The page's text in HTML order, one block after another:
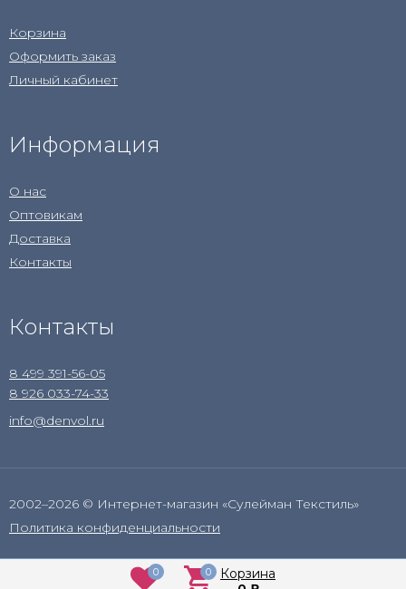
Корзина
Оформить заказ
Личный кабинет
Информация
О нас
Оптовикам
Доставка
Контакты
Контакты
8 499 391-56-05
8 926 033-74-33
info@denvol.ru
2002–2026 © Интернет-магазин «Сулейман Текстиль»
Политика конфиденциальности
0 0 Корзина